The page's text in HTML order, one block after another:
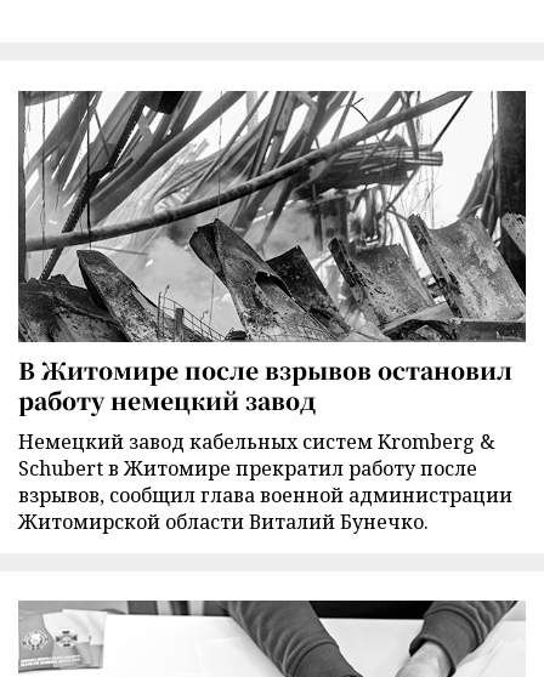
В Житомире после взрывов остановил
работу немецкий завод
Немецкий завод кабельных систем Kromberg &
Schubert в Житомире прекратил работу после
взрывов, сообщил глава военной администрации
Житомирской области Виталий Бунечко.